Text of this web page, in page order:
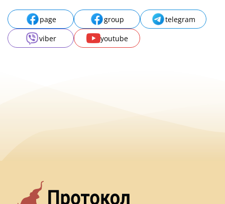
page group
telegram
viber
youtube